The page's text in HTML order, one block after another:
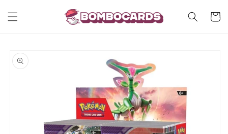
direttamente
ai contenuti
Carrello
informazioni
sul prodotto